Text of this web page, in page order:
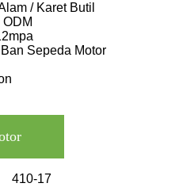
/ Karet Butil
Sepeda Motor
410-17